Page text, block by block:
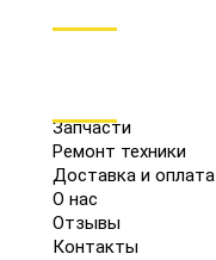
Запчасти
Ремонт техники
Доставка и оплата
О нас
Отзывы
Контакты